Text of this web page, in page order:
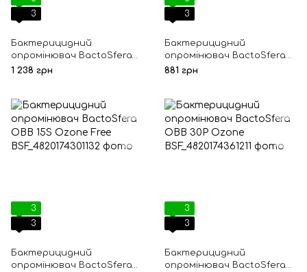
3
Бактерицидний
опромінювач BactoSfera
OBB 15S Eco
1 238 грн
3
Бактерицидний
опромінювач BactoSfera
OBB 15S Ozone
881 грн
3
3
Бактерицидний
опромінювач BactoSfera
3
3
Бактерицидний
опромінювач BactoSfera